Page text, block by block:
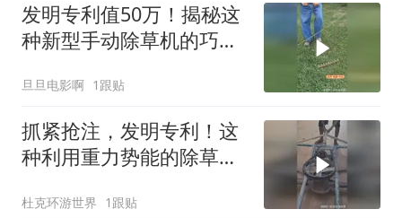
发明专利值50万！揭秘这
种新型手动除草机的巧妙
旦旦电影啊 1跟贴
抓紧抢注，发明专利！这
种利用重力势能的除草机
杜克环游世界 1跟贴